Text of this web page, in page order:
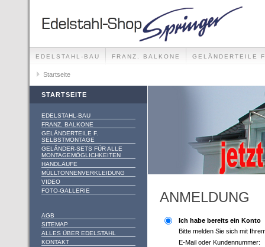
EDELSTAHL-BAU FRANZ. BALKONE GELÄNDERTEILE
GELÄNDER-SETS FÜR ALLE MONTAGEMÖGLICHKEITEN
Startseite
STARTSEITE
EDELSTAHL-BAU
FRANZ. BALKONE
GELÄNDERTEILE F.
SELBSTMONTAGE
GELÄNDER-SETS FÜR ALLE
MONTAGEMÖGLICHKEITEN
HANDLÄUFE
MÜLLTONNENVERKLEIDUNG
VIDEO
FOTO-GALLERIE
AGB
SITEMAP
ALLES ÜBER EDELSTAHL
KONTAKT
ANMELDUNG
Ich habe bereits ein Konto
Bitte melden Sie sich mit
E-Mail oder Kundennummer: